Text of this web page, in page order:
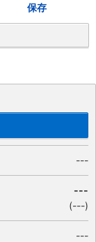
保存
---
---
(---)
---